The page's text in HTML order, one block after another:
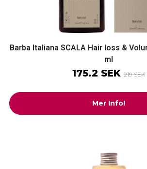
Barba Italiana SCALA Hair loss &
ml
175.2 SEK 219 SEK
Mer Info!